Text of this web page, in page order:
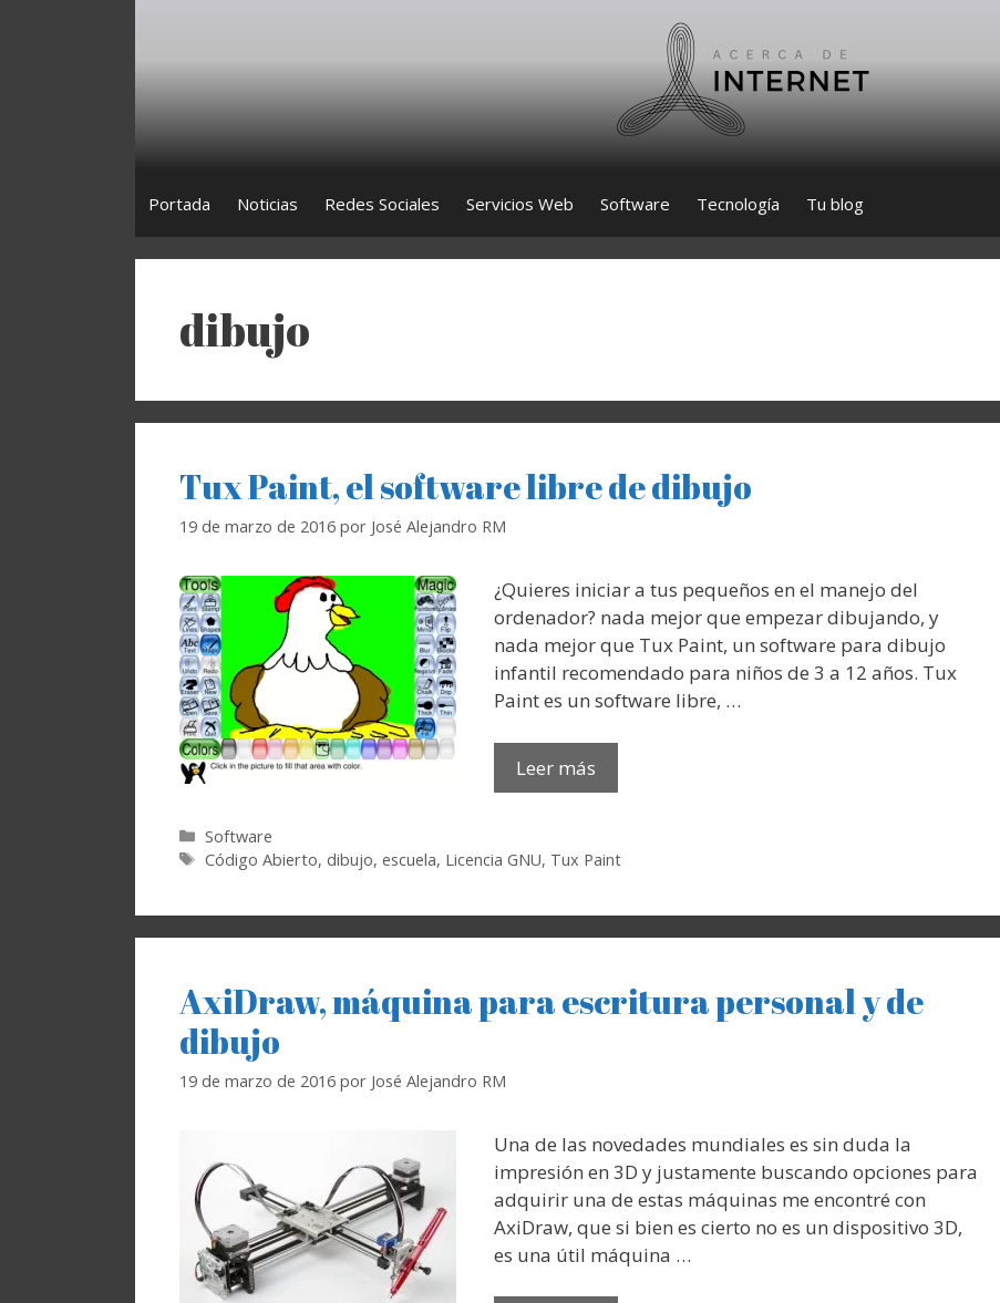
Portada Noticias Redes Sociales Servicios Web Software Tecnología Tu blog
dibujo
Tux Paint, el software libre de dibujo
19 de marzo de 2016 por José Alejandro RM
¿Quieres iniciar a tus pequeños en el manejo del
ordenador? nada mejor que empezar dibujando, y
nada mejor que Tux Paint, un software para dibujo
infantil recomendado para niños de 3 a 12 años. Tux
Paint es un software libre, …
Leer más
Categorías
Software
Etiquetas
Código Abierto,dibujo,escuela, Licencia GNU, Tux Paint
AxiDraw, máquina para escritura personal y de
dibujo
19 de marzo de 2016 por José Alejandro RM
Una de las novedades mundiales es sin duda la
impresión en 3D y justamente buscando opciones para
adquirir una de estas máquinas me encontré con
AxiDraw, que si bien es cierto no es un dispositivo 3D,
es una útil máquina …